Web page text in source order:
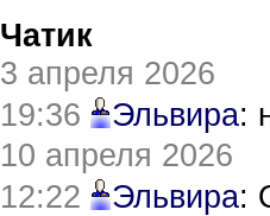
Чатик
3 апреля 2026
19:36
Эльвира:
10 апреля 2026
12:22
Эльвира: